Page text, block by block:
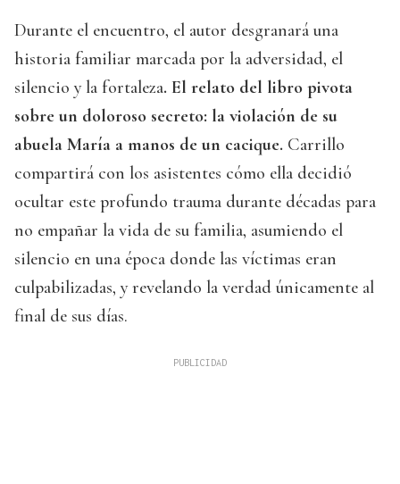
Durante el encuentro, el autor desgranará una
historia familiar marcada por la adversidad, el
silencio y la fortaleza. El relato del libro pivota
sobre un doloroso secreto: la violación de su
abuela María a manos de un cacique. Carrillo
compartirá con los asistentes cómo ella decidió
ocultar este profundo trauma durante décadas para
no empañar la vida de su familia, asumiendo el
silencio en una época donde las víctimas eran
culpabilizadas, y revelando la verdad únicamente al
final de sus días.